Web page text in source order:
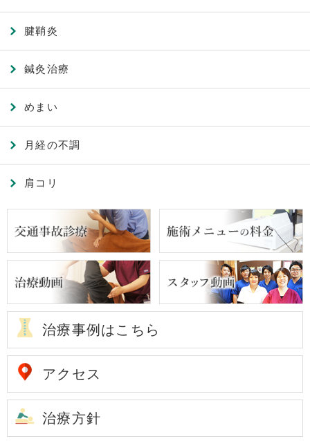
腱鞘炎
鍼灸治療
めまい
月経の不調
肩コリ
治療事例はこちら
アクセス
治療方針